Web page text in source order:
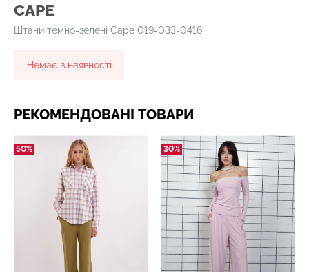
CAPE
Штани темно-зелені Cape 019-033-0416
Немає в наявності
РЕКОМЕНДОВАНІ ТОВАРИ
50% 30%